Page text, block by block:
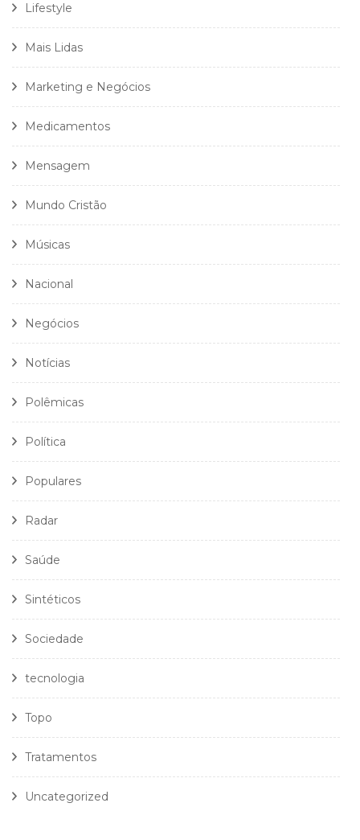
Lifestyle
Mais Lidas
Marketing e Negócios
Medicamentos
Mensagem
Mundo Cristão
Músicas
Nacional
Negócios
Notícias
Polêmicas
Política
Populares
Radar
Saúde
Sintéticos
Sociedade
tecnologia
Topo
Tratamentos
Uncategorized